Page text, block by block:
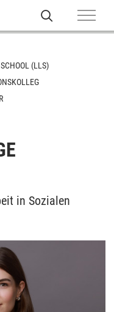
(LLS)
in Sozialen